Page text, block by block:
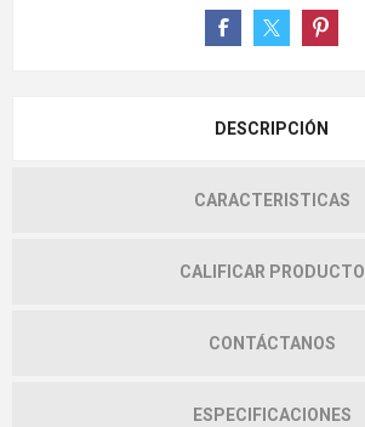
DESCRIPCIÓN
CARACTERISTICAS
CALIFICAR PRODUCTO
CONTÁCTANOS
ESPECIFICACIONES